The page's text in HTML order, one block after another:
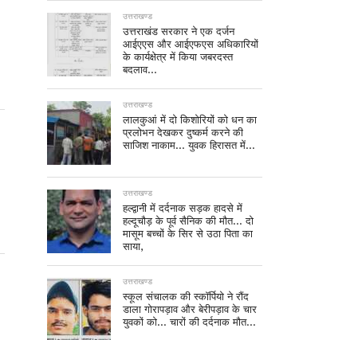
उत्तराखण्ड
उत्तराखंड सरकार ने एक दर्जन
आईएएस और आईएफएस अधिकारियों
के कार्यक्षेत्र में किया जबरदस्त
बदलाव…
उत्तराखण्ड
लालकुआं में दो किशोरियों को धन का
प्रलोभन देखकर दुष्कर्म करने की
साजिश नाकाम… युवक हिरासत में…
उत्तराखण्ड
हल्द्वानी में दर्दनाक सड़क हादसे में
हल्दूचौड़ के पूर्व सैनिक की मौत… दो
मासूम बच्चों के सिर से उठा पिता का
साया,
उत्तराखण्ड
स्कूल संचालक की स्कॉर्पियो ने रौंद
डाला गोरापड़ाव और बेरीपड़ाव के चार
युवकों को… चारों की दर्दनाक मौत…